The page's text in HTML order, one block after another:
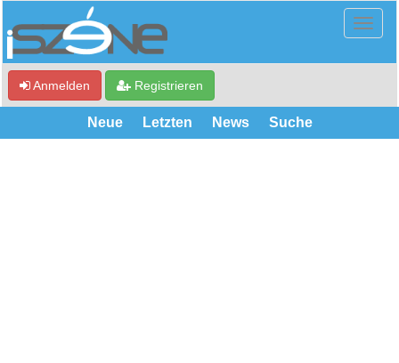
Anmelden Registrieren
Neue Letzten News Suche